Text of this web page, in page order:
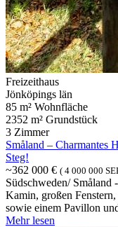
Freizeithaus
Jönköpings län
85 m² Wohnfläche
2352 m² Grundstück
3 Zimmer
Småland – Charmantes
Steg!
~362 000 € ( 4 000 000
Südschweden/ Småland
Kamin, großen
sowie einem Pavillon
Mehr lesen